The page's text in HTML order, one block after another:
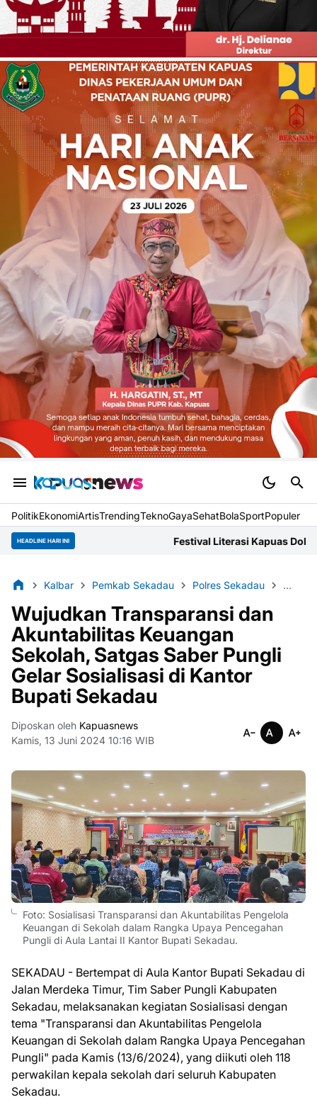
PolitikEkonomiArtisTrendingTeknoGayaSehatBolaSportPopuler
HEADLINE HARI INIFestival Literasi Kapuas Dokumentasikan Narasi
Kalbar Pemkab Sekadau Polres Sekadau Saber
Wujudkan Transparansi dan
Akuntabilitas Keuangan
Sekolah, Satgas Saber Pungli
Gelar Sosialisasi di Kantor
Bupati Sekadau
Diposkan oleh Kapuasnews
Kamis, 13 Juni 2024 10:16 WIB
Foto: Sosialisasi Transparansi dan Akuntabilitas Pengelola
Keuangan di Sekolah dalam Rangka Upaya Pencegahan
Pungli di Aula Lantai II Kantor Bupati Sekadau.
SEKADAU - Bertempat di Aula Kantor Bupati Sekadau di
Jalan Merdeka Timur, Tim Saber Pungli Kabupaten
Sekadau, melaksanakan kegiatan Sosialisasi dengan
tema "Transparansi dan Akuntabilitas Pengelola
Keuangan di Sekolah dalam Rangka Upaya Pencegahan
Pungli" pada Kamis (13/6/2024), yang diikuti oleh 118
perwakilan kepala sekolah dari seluruh Kabupaten
Sekadau.